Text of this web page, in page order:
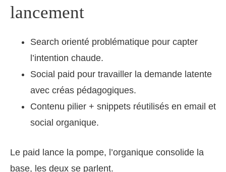
lancement
Search orienté problématique pour capter
l’intention chaude.
Social paid pour travailler la demande latente
avec créas pédagogiques.
Contenu pilier + snippets réutilisés en email et
social organique.
Le paid lance la pompe, l’organique consolide la
base, les deux se parlent.